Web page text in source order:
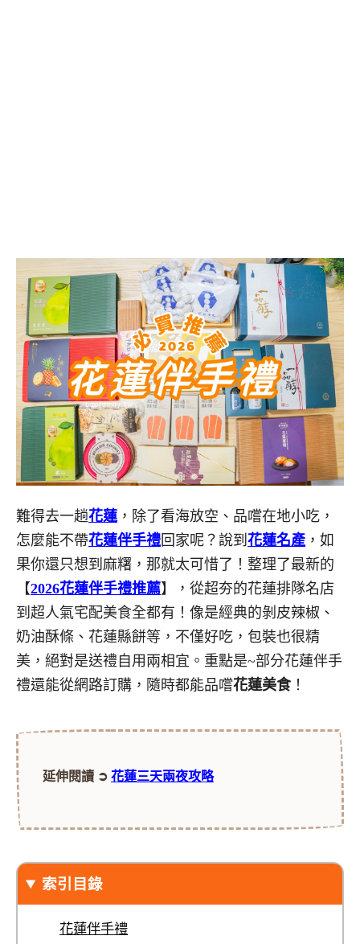
難得去一趟花蓮，除了看海放空、品嚐在地小吃，
怎麼能不帶花蓮伴手禮回家呢？說到 花蓮名產 ，如
果你還只想到麻糬，那就太可惜了！整理了最新的
【2026花蓮伴手禮推薦】，從超夯的花蓮排隊名店
到超人氣宅配美食全都有！像是經典的剝皮辣椒、
奶油酥條、花蓮縣餅等，不僅好吃，包裝也很精
美，絕對是送禮自用兩相宜。重點是~部分花蓮伴手
禮還能從網路訂購，隨時都能品嚐花蓮美食！
延伸閱讀 ➲ 花蓮三天兩夜攻略
索引目錄
花蓮伴手禮